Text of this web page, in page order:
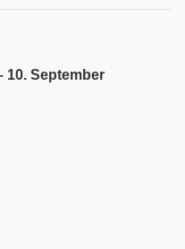
10. September